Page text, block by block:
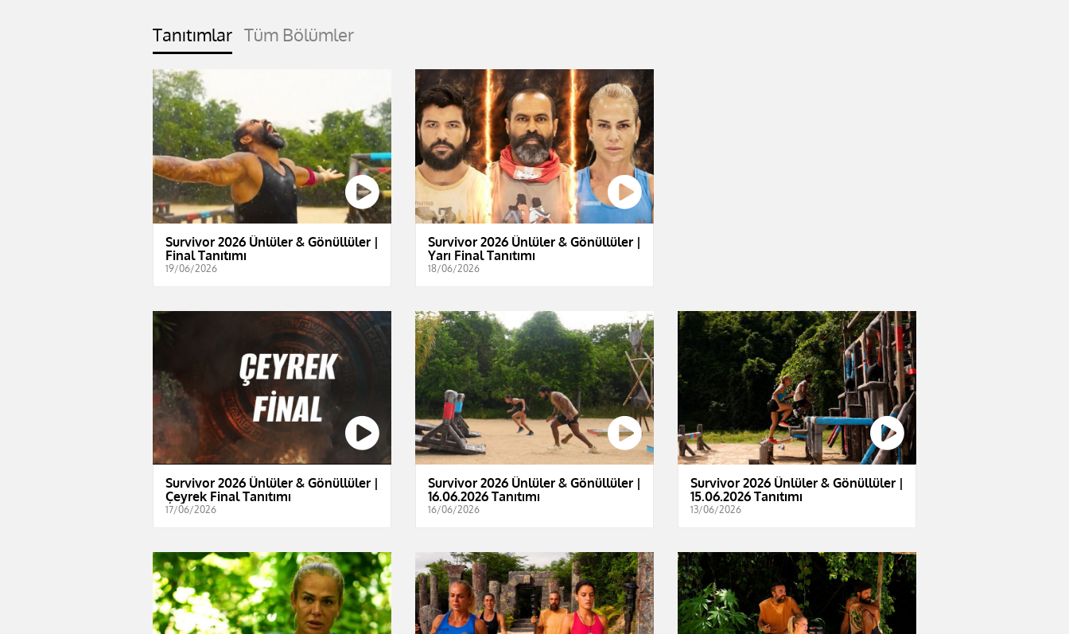
Tanıtımlar Tüm Bölümler
Survivor 2026 Ünlüler & Gönüllüler |
Final Tanıtımı
19/06/2026
Survivor 2026 Ünlüler & Gönüllüler |
Yarı Final Tanıtımı
18/06/2026
Survivor 2026 Ünlüler & Gönüllüler |
Çeyrek Final Tanıtımı
17/06/2026
Survivor 2026 Ünlüler & Gönüllüler |
16.06.2026 Tanıtımı
16/06/2026
Survivor 2026 Ünlüler & Gönüllüler |
15.06.2026 Tanıtımı
13/06/2026